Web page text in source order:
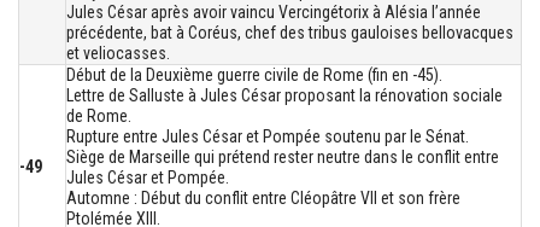
Jules César après avoir vaincu Vercingétorix à Alésia l’année
précédente, bat à Coréus, chef des tribus gauloises bellovacques
et veliocasses.
-49
Début de la Deuxième guerre civile de Rome (fin en -45).
Lettre de Salluste à Jules César proposant la rénovation sociale
de Rome.
Rupture entre Jules César et Pompée soutenu par le Sénat.
Siège de Marseille qui prétend rester neutre dans le conflit entre
Jules César et Pompée.
Automne : Début du conflit entre Cléopâtre VII et son frère
Ptolémée XIII.